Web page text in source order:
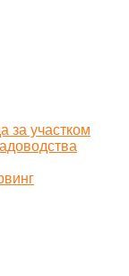
за участком